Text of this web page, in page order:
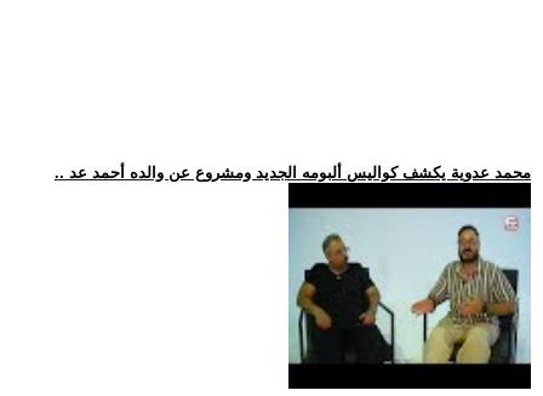
.. محمد عدوية يكشف كواليس ألبومه الجديد ومشروع عن والده أحمد عد